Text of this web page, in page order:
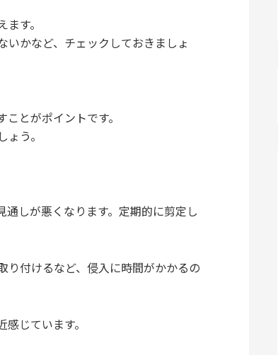
す。
いかなど、チェックしておきましょ
とがポイントです。
う。
しが悪くなります。定期的に剪定し
り付けるなど、侵入に時間がかかるの
じています。